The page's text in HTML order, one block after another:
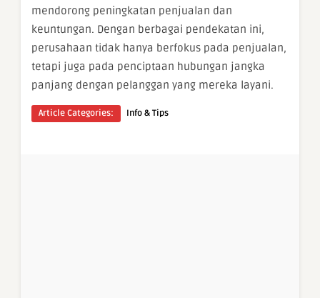
mendorong peningkatan penjualan dan
keuntungan. Dengan berbagai pendekatan ini,
perusahaan tidak hanya berfokus pada penjualan,
tetapi juga pada penciptaan hubungan jangka
panjang dengan pelanggan yang mereka layani.
Article Categories: Info & Tips